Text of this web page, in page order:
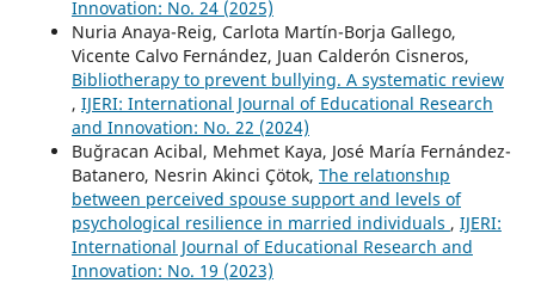
Innovation: No. 24 (2025)
Nuria Anaya-Reig, Carlota Martín-Borja Gallego,
Vicente Calvo Fernández, Juan Calderón Cisneros,
Bibliotherapy to prevent bullying. A systematic review
, IJERI: International Journal of Educational Research
and Innovation: No. 22 (2024)
Buğracan Acibal, Mehmet Kaya, José María Fernández-
Batanero, Nesrin Akinci Çötok, The relatıonshıp
between perceived spouse support and levels of
psychological resilience in married individuals , IJERI:
International Journal of Educational Research and
Innovation: No. 19 (2023)